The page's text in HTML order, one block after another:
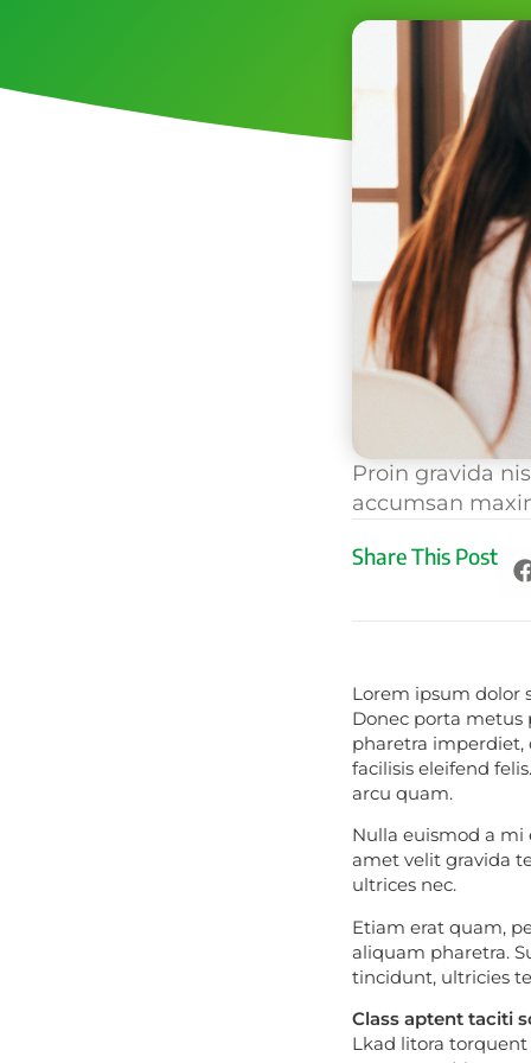
Proin gravida
accumsan
Share This Post
Lorem ipsum dolor
Donec porta metus
pharetra imperdiet,
facilisis eleifend
arcu quam.
Nulla euismod a
amet velit gravida
ultrices nec.
Etiam erat quam,
aliquam pharetra.
tincidunt, ultricies
Class aptent taciti
Lkad litora